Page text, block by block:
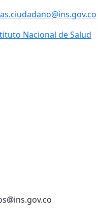
Nacional de Salud